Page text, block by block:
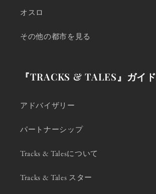
オスロ
その他の都市を見る
『TRACKS & TALES』ガイド
アドバイザリー
パートナーシップ
Tracks & Talesについて
Tracks & Tales スター